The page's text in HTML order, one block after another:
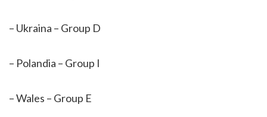
– Ukraina – Group D
– Polandia – Group I
– Wales – Group E